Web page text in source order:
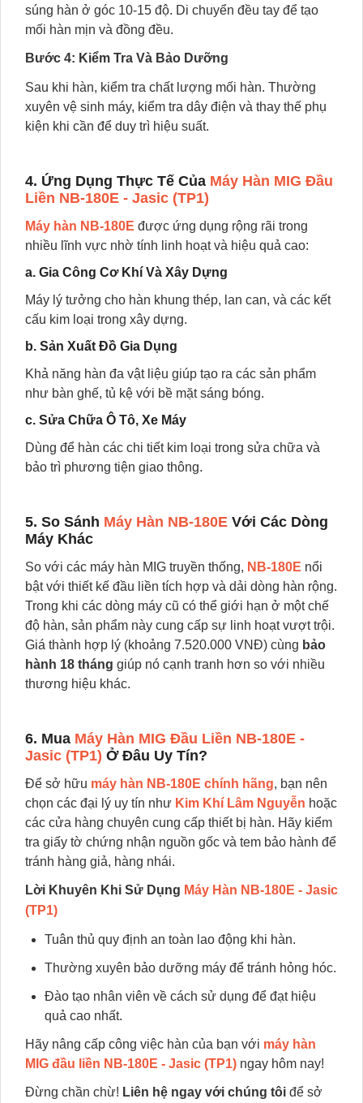
súng hàn ở góc 10-15 độ. Di chuyển đều tay để tạo
mối hàn mịn và đồng đều.
Bước 4: Kiểm Tra Và Bảo Dưỡng
Sau khi hàn, kiểm tra chất lượng mối hàn. Thường
xuyên vệ sinh máy, kiểm tra dây điện và thay thế phụ
kiện khi cần để duy trì hiệu suất.
4. Ứng Dụng Thực Tế Của Máy Hàn MIG Đầu
Liền NB-180E - Jasic (TP1)
Máy hàn NB-180E được ứng dụng rộng rãi trong
nhiều lĩnh vực nhờ tính linh hoạt và hiệu quả cao:
a. Gia Công Cơ Khí Và Xây Dựng
Máy lý tưởng cho hàn khung thép, lan can, và các kết
cấu kim loại trong xây dựng.
b. Sản Xuất Đồ Gia Dụng
Khả năng hàn đa vật liệu giúp tạo ra các sản phẩm
như bàn ghế, tủ kệ với bề mặt sáng bóng.
c. Sửa Chữa Ô Tô, Xe Máy
Dùng để hàn các chi tiết kim loại trong sửa chữa và
bảo trì phương tiện giao thông.
5. So Sánh Máy Hàn NB-180E Với Các Dòng
Máy Khác
So với các máy hàn MIG truyền thống, NB-180E nổi
bật với thiết kế đầu liền tích hợp và dải dòng hàn rộng.
Trong khi các dòng máy cũ có thể giới hạn ở một chế
độ hàn, sản phẩm này cung cấp sự linh hoạt vượt trội.
Giá thành hợp lý (khoảng 7.520.000 VNĐ) cùng bảo
hành 18 tháng giúp nó cạnh tranh hơn so với nhiều
thương hiệu khác.
6. Mua Máy Hàn MIG Đầu Liền NB-180E -
Jasic (TP1) Ở Đâu Uy Tín?
Để sở hữu máy hàn NB-180E chính hãng, bạn nên
chọn các đại lý uy tín như Kim Khí Lâm Nguyễn hoặc
các cửa hàng chuyên cung cấp thiết bị hàn. Hãy kiểm
tra giấy tờ chứng nhận nguồn gốc và tem bảo hành để
tránh hàng giả, hàng nhái.
Lời Khuyên Khi Sử Dụng Máy Hàn NB-180E - Jasic
(TP1)
Tuân thủ quy định an toàn lao động khi hàn.
Thường xuyên bảo dưỡng máy để tránh hỏng hóc.
Đào tạo nhân viên về cách sử dụng để đạt hiệu
quả cao nhất.
Hãy nâng cấp công việc hàn của bạn với máy hàn
MIG đầu liền NB-180E - Jasic (TP1) ngay hôm nay!
Đừng chần chừ! Liên hệ ngay với chúng tôi để sở